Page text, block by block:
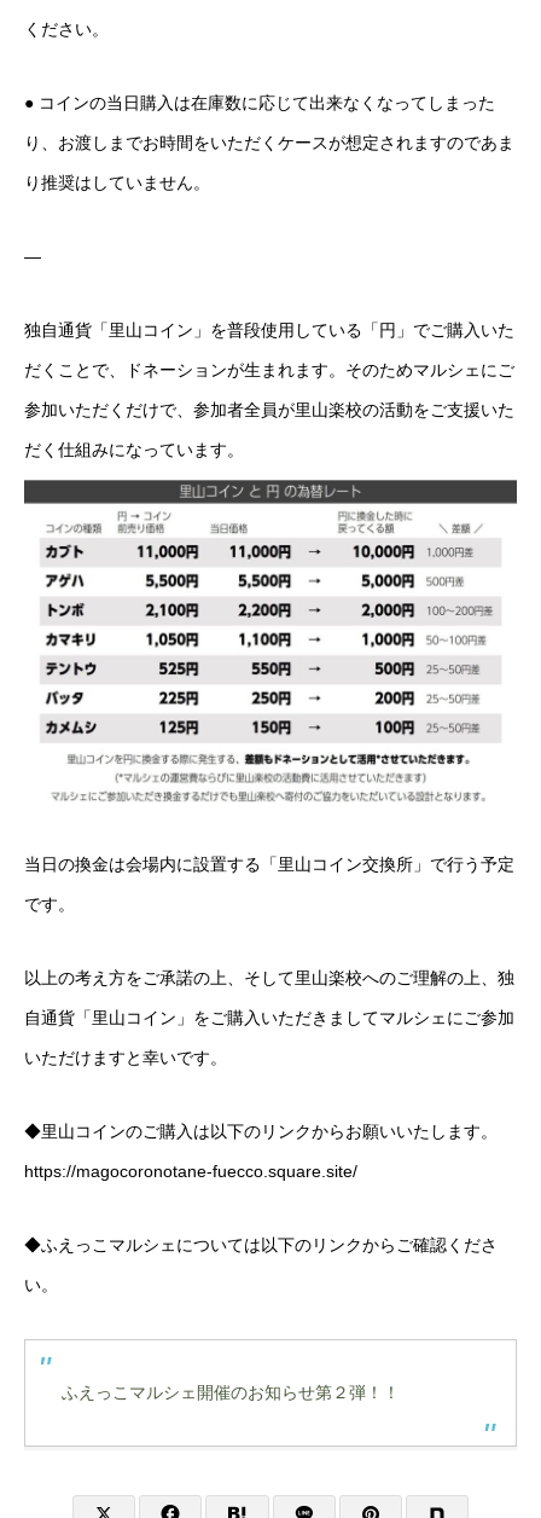
ください。
● コインの当日購入は在庫数に応じて出来なくなってしまった
り、お渡しまでお時間をいただくケースが想定されますのであま
り推奨はしていません。
—
独自通貨「里山コイン」を普段使用している「円」でご購入いた
だくことで、ドネーションが生まれます。そのためマルシェにご
参加いただくだけで、参加者全員が里山楽校の活動をご支援いた
だく仕組みになっています。
当日の換金は会場内に設置する「里山コイン交換所」で行う予定
です。
以上の考え方をご承諾の上、そして里山楽校へのご理解の上、独
自通貨「里山コイン」をご購入いただきましてマルシェにご参加
いただけますと幸いです。
◆里山コインのご購入は以下のリンクからお願いいたします。
https://magocoronotane-fuecco.square.site/
◆ふえっこマルシェについては以下のリンクからご確認くださ
い。
ふえっこマルシェ開催のお知らせ第２弾！！